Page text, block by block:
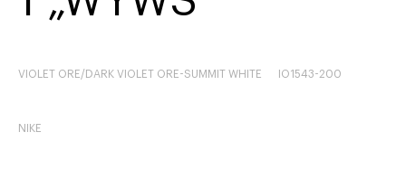
VIOLET ORE/DARK VIOLET ORE-SUMMIT WHITE IO1543-200
NIKE